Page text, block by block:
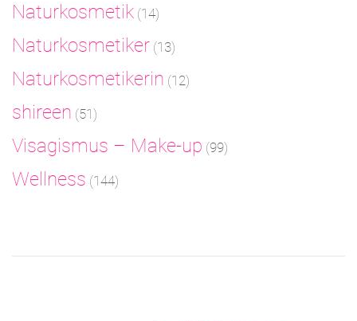
Naturkosmetik (14)
Naturkosmetiker (13)
Naturkosmetikerin (12)
shireen (51)
Visagismus – Make-up (99)
Wellness (144)